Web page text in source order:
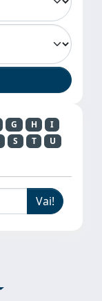
G H
I
S T
U